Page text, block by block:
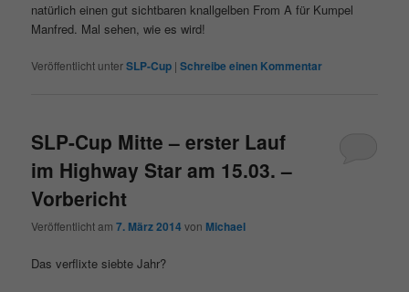
natürlich einen gut sichtbaren knallgelben From A für Kumpel
Manfred. Mal sehen, wie es wird!
Veröffentlicht unterSLP-Cup |Schreibe einen Kommentar
SLP-Cup Mitte – erster Lauf
im Highway Star am 15.03. –
Vorbericht
Veröffentlicht am7. März 2014 von Michael
Das verflixte siebte Jahr?